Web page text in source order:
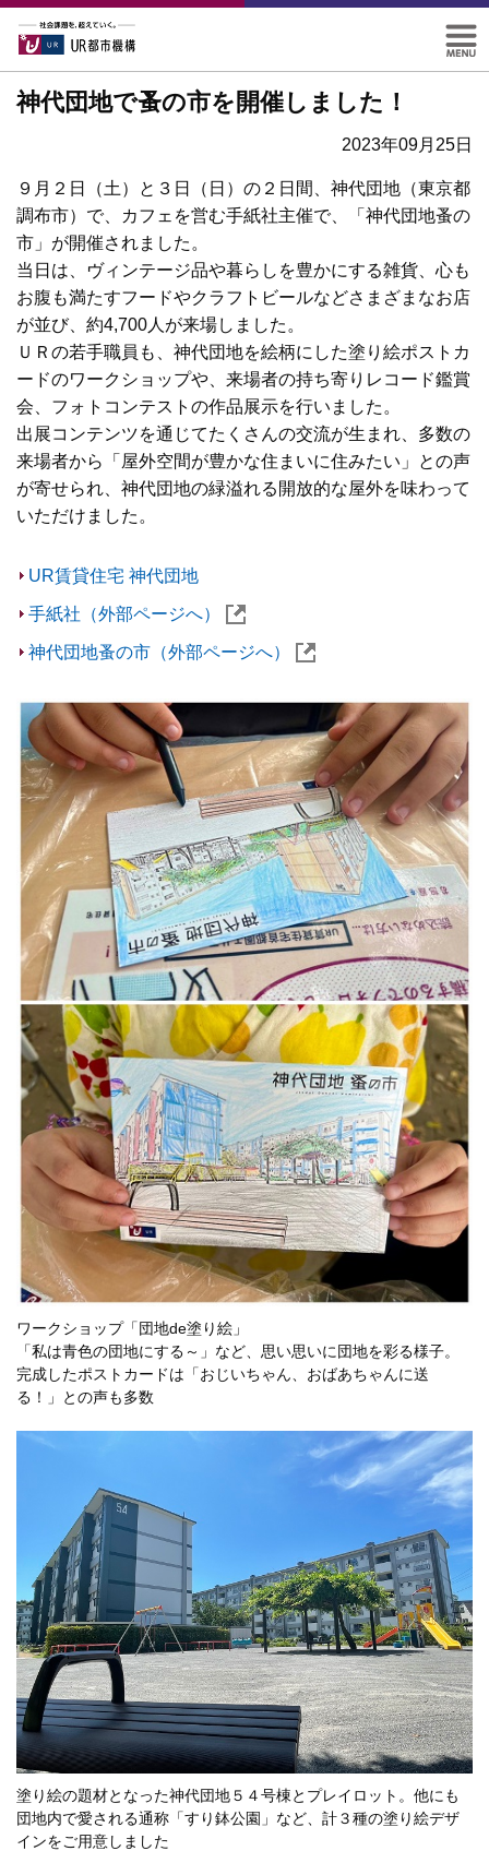
神代団地で蚤の市を開催しました！
2023年09月25日
９月２日（土）と３日（日）の２日間、神代団地（東京都
調布市）で、カフェを営む手紙社主催で、「神代団地蚤の
市」が開催されました。
当日は、ヴィンテージ品や暮らしを豊かにする雑貨、心も
お腹も満たすフードやクラフトビールなどさまざまなお店
が並び、約4,700人が来場しました。
ＵＲの若手職員も、神代団地を絵柄にした塗り絵ポストカ
ードのワークショップや、来場者の持ち寄りレコード鑑賞
会、フォトコンテストの作品展示を行いました。
出展コンテンツを通じてたくさんの交流が生まれ、多数の
来場者から「屋外空間が豊かな住まいに住みたい」との声
が寄せられ、神代団地の緑溢れる開放的な屋外を味わって
いただけました。
UR賃貸住宅 神代団地
手紙社（外部ページへ）
神代団地蚤の市（外部ページへ）
ワークショップ「団地de塗り絵」
「私は青色の団地にする～」など、思い思いに団地を彩る様子。
完成したポストカードは「おじいちゃん、おばあちゃんに送
る！」との声も多数
塗り絵の題材となった神代団地５４号棟とプレイロット。他にも
団地内で愛される通称「すり鉢公園」など、計３種の塗り絵デザ
インをご用意しました